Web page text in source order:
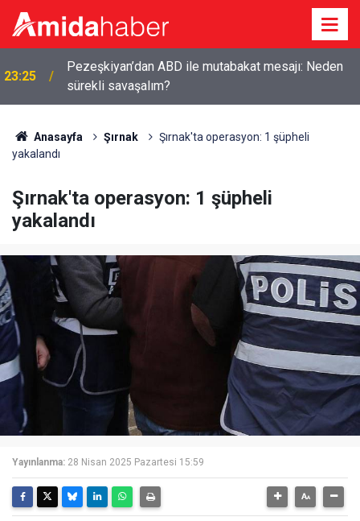
23:25
Pezeşkiyan’dan ABD ile mutabakat mesajı: Neden
sürekli savaşalım?
Anasayfa Şırnak
Şırnak'ta operasyon: 1 şüpheli
yakalandı
Şırnak'ta operasyon: 1 şüpheli
yakalandı
Yayınlanma: 28 Nisan 2025 Pazartesi 15:59